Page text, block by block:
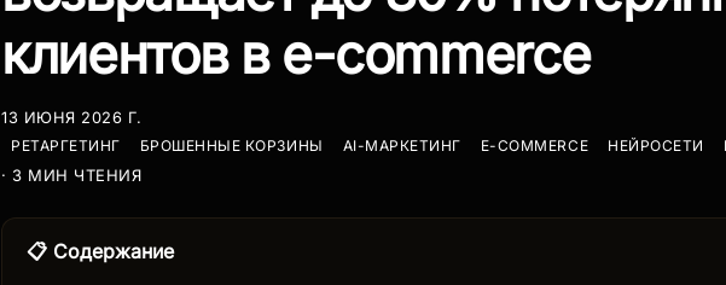
клиентов в e-commerce
13 ИЮНЯ 2026 Г.
РЕТАРГЕТИНГ
БРОШЕННЫЕ КОРЗИНЫ AI-МАРКЕТИНГ E-COMMERCE НЕЙРОСЕТИ
· 3 МИН ЧТЕНИЯ
📋 Содержание